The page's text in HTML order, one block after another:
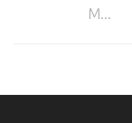
M...